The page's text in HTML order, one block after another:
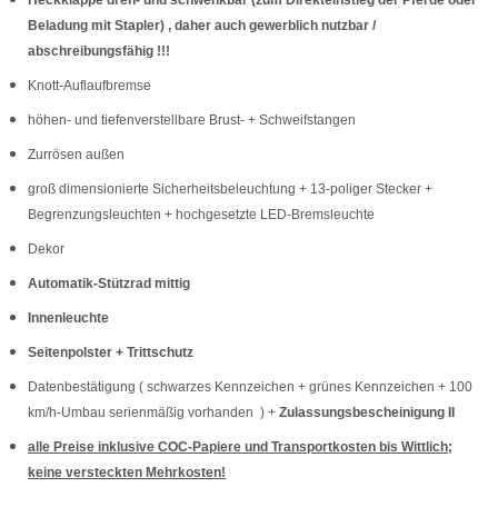
Beladung mit Stapler) , daher auch gewerblich nutzbar /
abschreibungsfähig !!!
Knott-Auflaufbremse
höhen- und tiefenverstellbare Brust- + Schweifstangen
Zurrösen außen
groß dimensionierte Sicherheitsbeleuchtung + 13-poliger Stecker +
Begrenzungsleuchten + hochgesetzte LED-Bremsleuchte
Dekor
Automatik-Stützrad mittig
Innenleuchte
Seitenpolster + Trittschutz
Datenbestätigung ( schwarzes Kennzeichen + grünes Kennzeichen + 100
km/h-Umbau serienmäßig vorhanden ) + Zulassungsbescheinigung II
alle Preise inklusive COC-Papiere und Transportkosten bis Wittlich;
keine versteckten Mehrkosten!